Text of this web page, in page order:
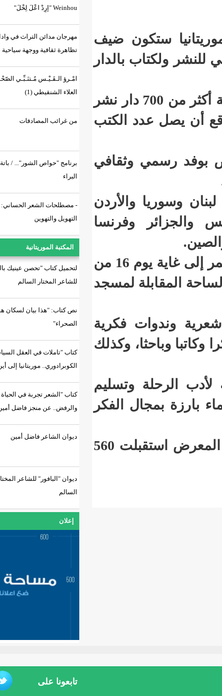
مهرجان مدائن التراث في وادان:
تظاهرة ثقافية ووجهة سياحية
امْـرؤ الـقَـيْـس مُـتنَـبِّـي الصّحْـرَاء/ أبو
العلاء الشنقيطي (1)
من غرائب المصادفات
برنامج "حواص الشور"... / باتة بنت
- مصطلحات الشعر الحساني: بين
التهويل والتهوين
لتحميل كتاب "تحصن عينيك بالسراب"
للشاعر المختار السالم
نص كتاب: "هذا بيان لسكان هذه
الصحراء"
كتاب "تاملات في العقل السياسي
الكوبرادوري.. موريتانيا إلى أين؟"
كتاب "الشعر تجربة في الحياة
والرفض.. عن منجز فاضل أمين"
ديوان "البافور" للشاعر المختار
ضيف
بالدار
وبحسب ما أعلن فإن المعرض سيشهد مشاركة أكثر من 700 دار نشر
الكتب
وثقافي
والأردن
وفرنسا
وينطلق المعرض يوم السادس من فبراير ويستمر إلى غاية يوم 16 من
لمسجد
فكرية
وباحثا، وكذلك
وتسليم
الفكر
وتشير الإحصاءات إلى أن الدورة السابقة من المعرض استقبلت 560